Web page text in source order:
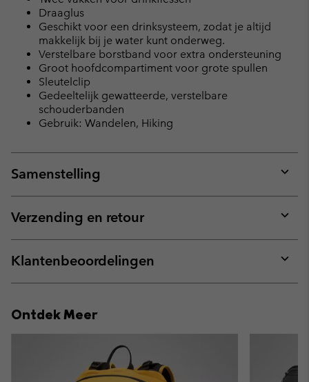
Draaglus
Geschikt voor een drinksysteem, zodat je altijd
makkelijk bij je water kunt onderweg.
Verstelbare borstband voor extra ondersteuning
Groot hoofdcompartiment voor grote spullen
Sleutelclip
Gedeeltelijk gewatteerde, verstelbare
schouderbanden
Gebruik: Wandelen, Hiking
Samenstelling
or
Verzending en retour
or
Klantenbeoordelingen
or
Ontdek Meer